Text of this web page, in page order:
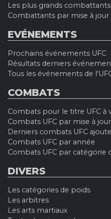
Les plus grands combattants
Combattants par mise à jour
EVÉNEMENTS
Prochains événements UFC
Résultats derniers
Tous les événements de
COMBATS
Combats pour le titre UFC à
Combats UFC par mise à jour
Derniers combats UFC
Combats UFC par année
Combats UFC par catégorie
DIVERS
Les catégories de poids
Les arbitres
Les arts martiaux